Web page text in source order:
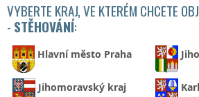
VYBERTE KRAJ, VE KTERÉM CHCETE
- STĚHOVÁNÍ:
Hlavní město Praha
Jihomoravský kraj